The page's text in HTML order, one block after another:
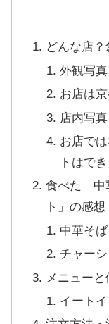
どんな店？
外観写真
お店は
店内写
お店で
トはで
食べた「中
ト」の感想
中華そ
チャー
メニューと
イート